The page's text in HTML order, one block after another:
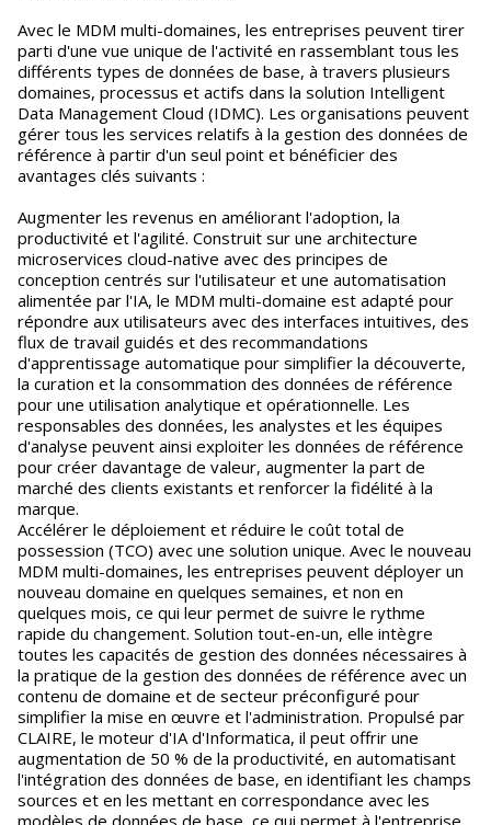
Avec le MDM multi-domaines, les entreprises peuvent tirer
parti d'une vue unique de l'activité en rassemblant tous les
différents types de données de base, à travers plusieurs
domaines, processus et actifs dans la solution Intelligent
Data Management Cloud (IDMC). Les organisations peuvent
gérer tous les services relatifs à la gestion des données de
référence à partir d'un seul point et bénéficier des
avantages clés suivants :
Augmenter les revenus en améliorant l'adoption, la
productivité et l'agilité. Construit sur une architecture
microservices cloud-native avec des principes de
conception centrés sur l'utilisateur et une automatisation
alimentée par l'IA, le MDM multi-domaine est adapté pour
répondre aux utilisateurs avec des interfaces intuitives, des
flux de travail guidés et des recommandations
d'apprentissage automatique pour simplifier la découverte,
la curation et la consommation des données de référence
pour une utilisation analytique et opérationnelle. Les
responsables des données, les analystes et les équipes
d'analyse peuvent ainsi exploiter les données de référence
pour créer davantage de valeur, augmenter la part de
marché des clients existants et renforcer la fidélité à la
marque.
Accélérer le déploiement et réduire le coût total de
possession (TCO) avec une solution unique. Avec le nouveau
MDM multi-domaines, les entreprises peuvent déployer un
nouveau domaine en quelques semaines, et non en
quelques mois, ce qui leur permet de suivre le rythme
rapide du changement. Solution tout-en-un, elle intègre
toutes les capacités de gestion des données nécessaires à
la pratique de la gestion des données de référence avec un
contenu de domaine et de secteur préconfiguré pour
simplifier la mise en œuvre et l'administration. Propulsé par
CLAIRE, le moteur d'IA d'Informatica, il peut offrir une
augmentation de 50 % de la productivité, en automatisant
l'intégration des données de base, en identifiant les champs
sources et en les mettant en correspondance avec les
modèles de données de base, ce qui permet à l'entreprise